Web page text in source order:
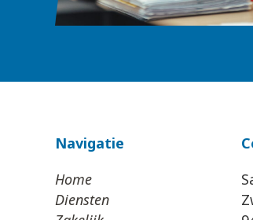
Navigatie
Home
Diensten